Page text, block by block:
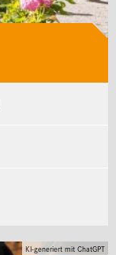
KI-generiert mit ChatGPT